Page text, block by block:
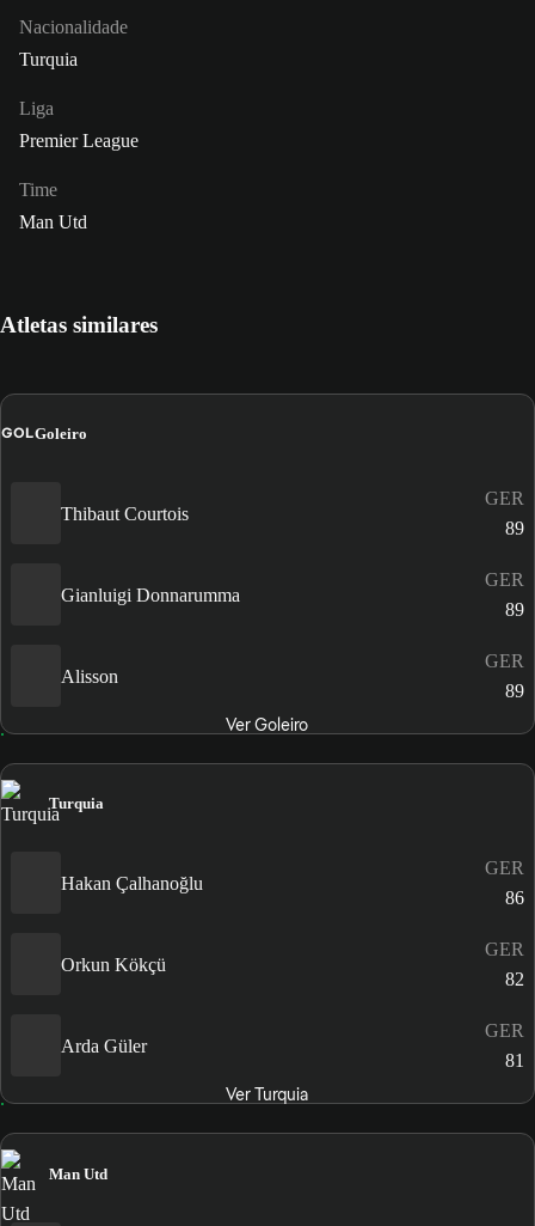
Nacionalidade
Turquia
Liga
Premier League
Time
Man Utd
Atletas similares
GOLGoleiro
Thibaut Courtois
GER
89
Gianluigi Donnarumma
GER
89
Alisson
GER
89
Ver Goleiro
Turquia
Hakan Çalhanoğlu
GER
86
Orkun Kökçü
GER
82
Arda Güler
GER
81
Ver Turquia
Man Utd